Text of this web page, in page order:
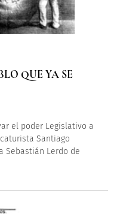
QUE YA SE
el poder Legislativo a
Santiago
Sebastián Lerdo de